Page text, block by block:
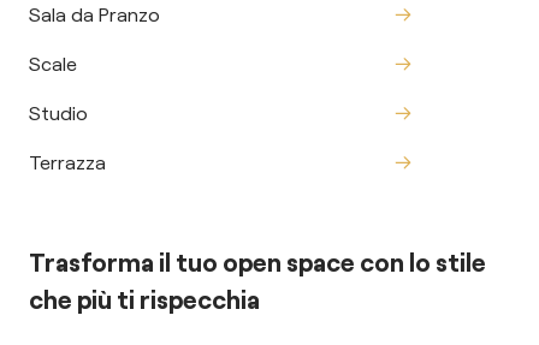
Sala da Pranzo
Scale
Studio
Terrazza
Trasforma il tuo open space con lo stile
che più ti rispecchia